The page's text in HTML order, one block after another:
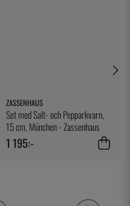
ZASSENHAUS
Set med Salt- och Pepparkvarn,
15 cm, München - Zassenhaus
1 195:-